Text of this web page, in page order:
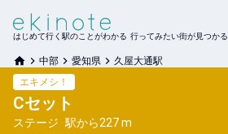
はじめて行く駅のことがわかる 行ってみたい街が見つかる
中部 愛知県 久屋大通駅
エキメシ！
Cセット
ステージ 駅から227 m